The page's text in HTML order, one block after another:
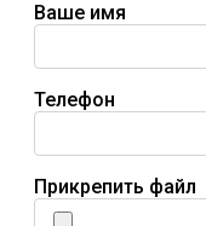
Ваше имя
Телефон
Прикрепить файл